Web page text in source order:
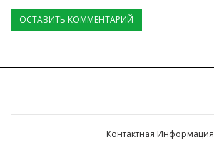
Контактная Информация